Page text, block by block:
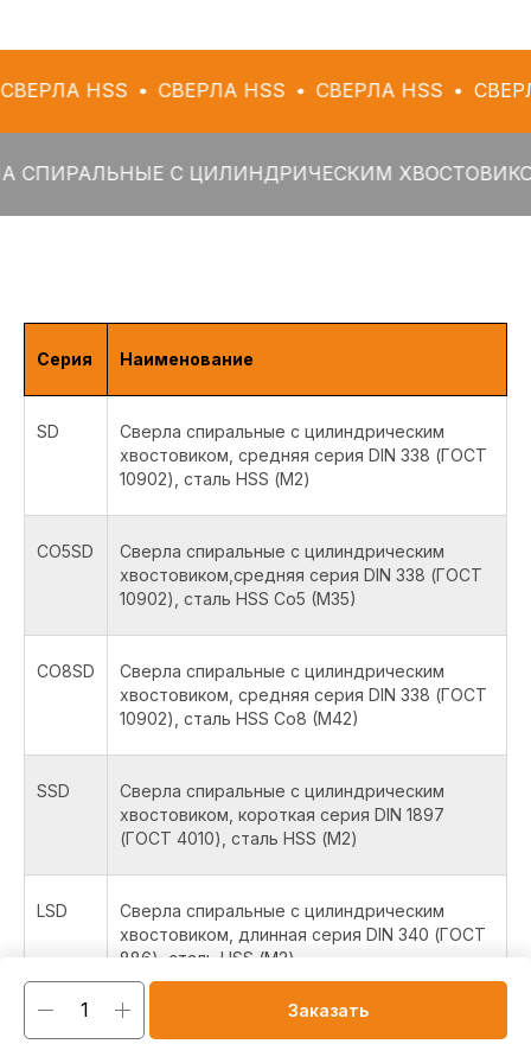
СВЕРЛА HSS СВЕРЛА HSS СВЕРЛА HSS
С ЦИЛИНДРИЧЕСКИМ ХВОСТОВИКОМ
Серия Наименование
SD
Сверла спиральные с цилиндрическим
хвостовиком, средняя серия DIN 338 (ГОСТ
10902), сталь HSS (М2)
CO5SD
Сверла спиральные с цилиндрическим
хвостовиком,средняя серия DIN 338 (ГОСТ
10902), сталь HSS Co5 (M35)
CO8SD
Сверла спиральные с цилиндрическим
хвостовиком, средняя серия DIN 338 (ГОСТ
10902), сталь HSS Co8 (M42)
SSD
Сверла спиральные с цилиндрическим
хвостовиком, короткая серия DIN 1897
(ГОСТ 4010), сталь HSS (М2)
LSD
Сверла спиральные с цилиндрическим
хвостовиком, длинная серия DIN 340 (ГОСТ
886), сталь HSS (М2)
Сверла спиральные с цилиндрическим
Заказать